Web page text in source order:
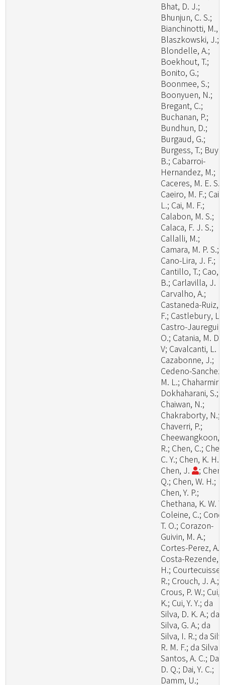
Bhat, D. J.;
Bhunjun, C. S.;
Bianchinotti, M.,
Blaszkowski, J.;
Blondelle, A.;
Boekhout, T.;
Bonito, G.;
Boonmee, S.;
Boonyuen, N.;
Bregant, C.;
Buchanan, P.;
Bundhun, D.;
Burgaud, G.;
Burgess, T.;
B.; Cabarroi-
Hernandez, M.;
Caceres, M. E. S.;
Caeiro, M. F.; Cai,
L.; Cai, M. F.;
Calabon, M. S.;
Calaca, F. J. S.;
Callalli, M.;
Camara, M. P. S.;
Cano-Lira, J. F.;
Cantillo, T.; Cao,
B.; Carlavilla, J.
Carvalho, A.;
Castaneda-Ruiz,
F.; Castlebury, L.;
Castro-Jauregui,
O.; Catania, M. D.,
V; Cavalcanti, L.
Cazabonne, J.;
Cedeno-Sanchez,
M. L.; Chaharmiri-
Dokhaharani, S.;
Chaiwan, N.;
Chakraborty, N.;
Chaverri, P.;
Cheewangkoon,
R.; Chen, C.;
C. Y.; Chen, K. H.;
Chen, J.
; Chen,
Q.; Chen, W. H.;
Chen, Y. P.;
Chethana, K. W.
Coleine, C.;
T. O.; Corazon-
Guivin, M. A.;
Cortes-Perez, A.;
Costa-Rezende,
H.; Courtecuisse,
R.; Crouch, J. A.;
Crous, P. W.; Cui,
K.; Cui, Y. Y.; da
Silva, D. K. A.; da
Silva, G. A.; da
Silva, I. R.; da
R. M. F.; da Silva
Santos, A. C.; Dai,
D. Q.; Dai, Y. C.;
Damm, U.;